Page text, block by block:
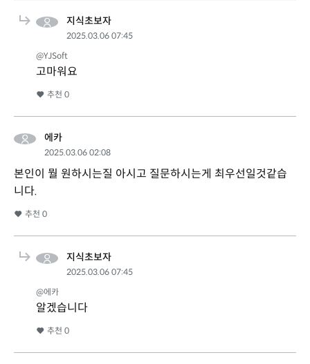
지식초보자
2025.03.06 07:45
@YJSoft
고마워요
추천 0
에카
2025.03.06 02:08
본인이 뭘 원하시는질 아시고 질문하시는게 최우선일것같습
니다.
추천 0
지식초보자
2025.03.06 07:45
@에카
알겠습니다
추천 0